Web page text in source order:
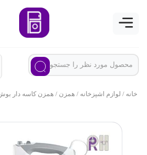
خانه/ لوازم اشپزخانه/ همزن/ همزن کاسه دار بوش MFQ۳۶۴۶۰